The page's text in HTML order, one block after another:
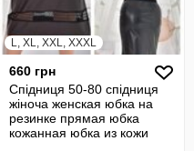
L, XL, XXL, XXXL
660 грн
Спідниця 50-80 спідниця
жіноча женская юбка на
резинке прямая юбка
кожанная юбка из кожи